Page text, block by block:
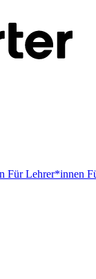
Für Lehrer*innen